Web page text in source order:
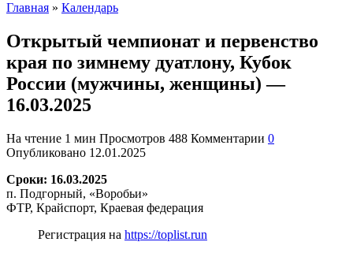
Главная » Календарь
Открытый чемпионат и первенство
края по зимнему дуатлону, Кубок
России (мужчины, женщины) —
16.03.2025
На чтение 1 мин Просмотров 488 Комментарии 0
Опубликовано 12.01.2025
Сроки: 16.03.2025
п. Подгорный, «Воробьи»
ФТР, Крайспорт, Краевая федерация
Регистрация на https://toplist.run